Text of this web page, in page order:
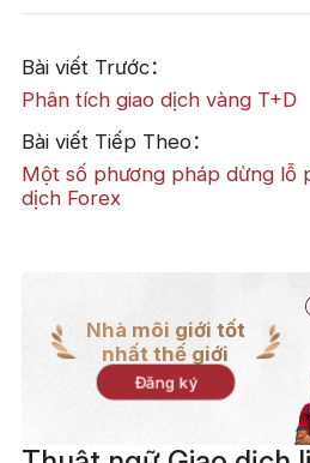
Bài viết Trước：
Phân tích giao dịch vàng T+D
Bài viết Tiếp Theo：
Một số phương pháp dừng lỗ
dịch Forex
Nhà môi giới tốt
nhất thế giới
Đăng ký